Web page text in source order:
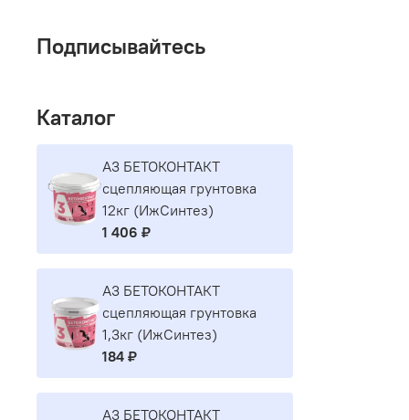
Подписывайтесь
Каталог
A3 БЕТОКОНТАКТ
сцепляющая грунтовка
12кг (ИжСинтез)
1 406 ₽
A3 БЕТОКОНТАКТ
сцепляющая грунтовка
1,3кг (ИжСинтез)
184 ₽
A3 БЕТОКОНТАКТ